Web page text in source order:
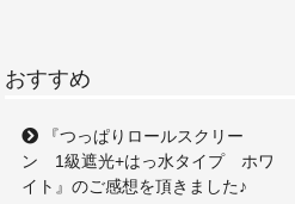
おすすめ
『つっぱりロールスクリー
ン 1級遮光+はっ水タイプ ホワ
イト』のご感想を頂きました♪